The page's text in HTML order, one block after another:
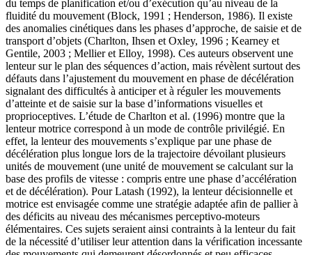
du temps de planification et/ou d’exécution qu’au niveau de la
fluidité du mouvement (Block, 1991 ; Henderson, 1986). Il existe
des anomalies cinétiques dans les phases d’approche, de saisie et de
transport d’objets (Charlton, Ihsen et Oxley, 1996 ; Kearney et
Gentile, 2003 ; Mellier et Elloy, 1998). Ces auteurs observent une
lenteur sur le plan des séquences d’action, mais révèlent surtout des
défauts dans l’ajustement du mouvement en phase de décélération
signalant des difficultés à anticiper et à réguler les mouvements
d’atteinte et de saisie sur la base d’informations visuelles et
proprioceptives. L’étude de Charlton et al. (1996) montre que la
lenteur motrice correspond à un mode de contrôle privilégié. En
effet, la lenteur des mouvements s’explique par une phase de
décélération plus longue lors de la trajectoire dévoilant plusieurs
unités de mouvement (une unité de mouvement se calculant sur la
base des profils de vitesse : compris entre une phase d’accélération
et de décélération). Pour Latash (1992), la lenteur décisionnelle et
motrice est envisagée comme une stratégie adaptée afin de pallier à
des déficits au niveau des mécanismes perceptivo-moteurs
élémentaires. Ces sujets seraient ainsi contraints à la lenteur du fait
de la nécessité d’utiliser leur attention dans la vérification incessante